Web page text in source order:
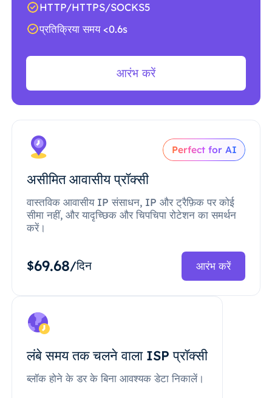
HTTP/HTTPS/SOCKS5
प्रतिक्रिया समय <0.6s
आरंभ करें
Perfect for AI
असीमित आवासीय प्रॉक्सी
वास्तविक आवासीय IP संसाधन, IP और ट्रैफ़िक पर कोई
सीमा नहीं, और यादृच्छिक और चिपचिपा रोटेशन का समर्थन
करें।
$69.68/दिन आरंभ करें
लंबे समय तक चलने वाला ISP प्रॉक्सी
ब्लॉक होने के डर के बिना आवश्यक डेटा निकालें।